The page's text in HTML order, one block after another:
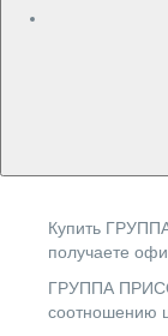
Купить
получаете
ГРУППА
соотношению